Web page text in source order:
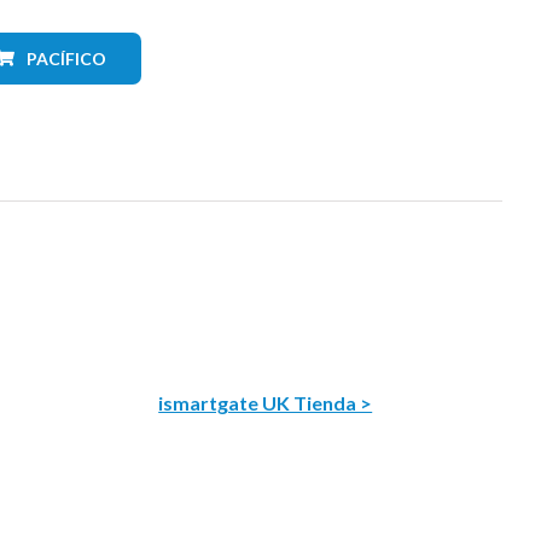
PACÍFICO
ismartgate UK Tienda >